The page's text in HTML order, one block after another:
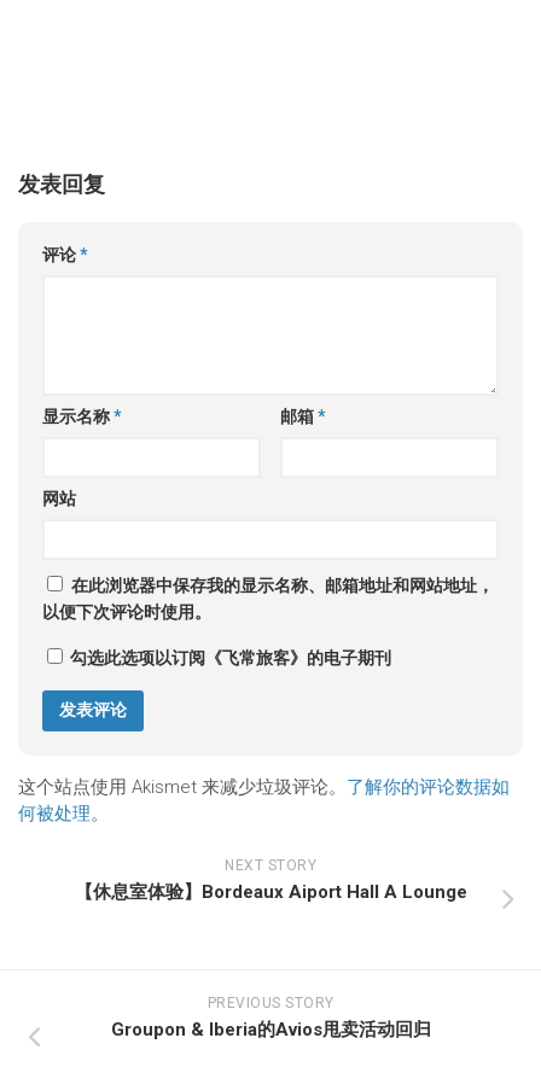
发表回复
评论*
显示名称* 邮箱*
网站
在此浏览器中保存我的显示名称、邮箱地址和网站地址，
以便下次评论时使用。
勾选此选项以订阅《飞常旅客》的电子期刊
这个站点使用 Akismet 来减少垃圾评论。 了解你的评论数据如
何被处理。
NEXT STORY
【休息室体验】Bordeaux Aiport Hall A Lounge
PREVIOUS STORY
Groupon & Iberia的Avios甩卖活动回归